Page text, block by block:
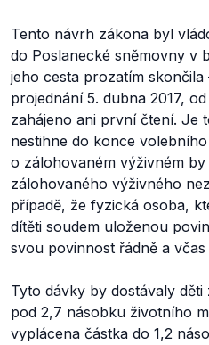
Tento návrh zákona byl
do Poslanecké sněmovny v
jeho cesta prozatím
projednání 5. dubna 2017,
zahájeno ani první čtení. Je
nestihne do konce
o zálohovaném výživném by
zálohovaného výživného
případě, že fyzická osoba,
dítěti soudem uloženou
svou povinnost řádně a
Tyto dávky by dostávaly
pod 2,7 násobku životního
vyplácena částka do 1,2